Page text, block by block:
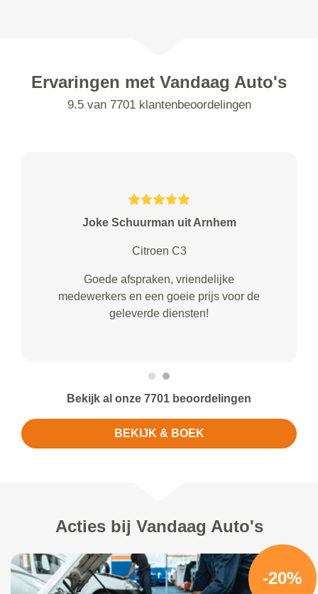
Ervaringen met Vandaag Auto's
9.5 van 7701 klantenbeoordelingen
Joke Schuurman uit Arnhem
Citroen C3
Goede afspraken, vriendelijke
medewerkers en een goeie prijs voor de
geleverde diensten!
Bekijk al onze 7701 beoordelingen
BEKIJK & BOEK
Acties bij Vandaag Auto's
-20%